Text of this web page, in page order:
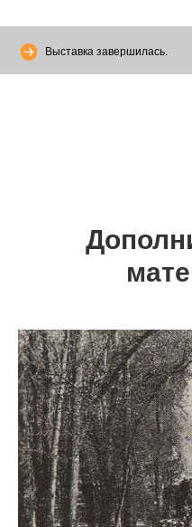
Выставка завершилась.